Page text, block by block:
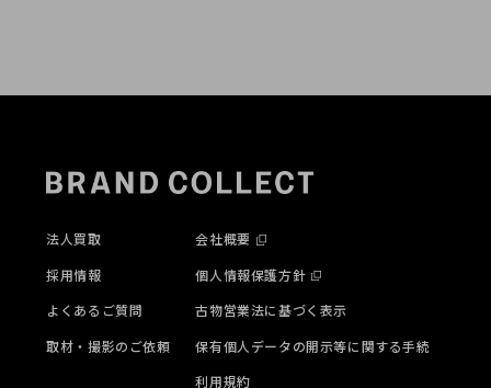
法人買取
採用情報
よくあるご質問
取材・撮影のご依頼
会社概要
個人情報保護方針
古物営業法に基づく表示
保有個人データの開示等に関する手続
利用規約